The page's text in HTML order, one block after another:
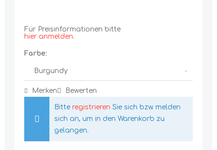
Für Preisinformationen bitte
hier anmelden.
Farbe:
Merken Bewerten
Bitte registrieren Sie sich bzw. melden
sich an, um in den Warenkorb zu
gelangen.